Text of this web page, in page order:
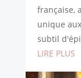
française,
unique
subtil
LIRE PLUS